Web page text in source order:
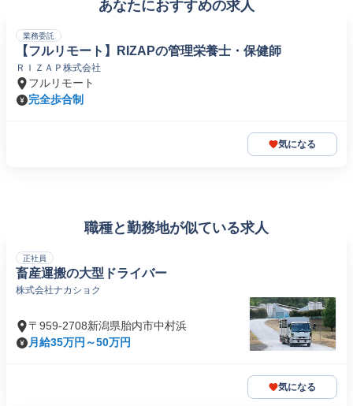
あなたにおすすめの求人
業務委託
【フルリモート】RIZAPの管理栄養士・保健師
ＲＩＺＡＰ株式会社
フルリモート
完全歩合制
気になる
職種と勤務地が似ている求人
正社員
畜産運搬の大型ドライバー
株式会社ナカショク
〒959-2708新潟県胎内市中村浜
月給35万円～50万円
気になる